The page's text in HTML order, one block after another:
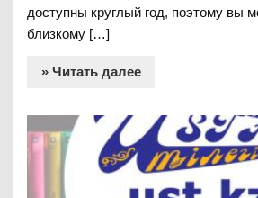
доступны круглый год, поэтому вы
близкому […]
» Читать далее